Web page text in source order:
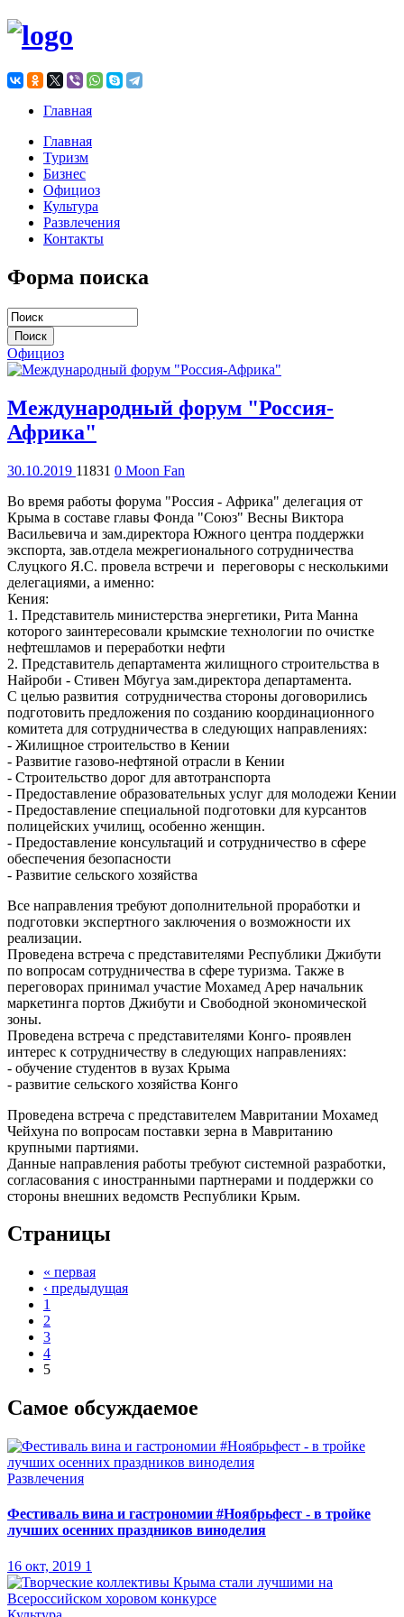
Главная
Главная
Туризм
Бизнес
Официоз
Культура
Развлечения
Контакты
Форма поиска
Официоз
Международный форум "Россия-
Африка"
30.10.2019 11831 0 Moon Fan
Во время работы форума "Россия - Африка" делегация от
Крыма в составе главы Фонда "Союз" Весны Виктора
Васильевича и зам.директора Южного центра поддержки
экспорта, зав.отдела межрегионального сотрудничества
Слуцкого Я.С. провела встречи и переговоры с несколькими
делегациями, а именно:
Кения:
1. Представитель министерства энергетики, Рита Манна
которого заинтересовали крымские технологии по очистке
нефтешламов и переработки нефти
2. Представитель департамента жилищного строительства в
Найроби - Стивен Мбугуа зам.директора департамента.
С целью развития сотрудничества стороны договорились
подготовить предложения по созданию координационного
комитета для сотрудничества в следующих направлениях:
- Жилищное строительство в Кении
- Развитие газово-нефтяной отрасли в Кении
- Строительство дорог для автотранспорта
- Предоставление образовательных услуг для молодежи Кении
- Предоставление специальной подготовки для курсантов
полицейских училищ, особенно женщин.
- Предоставление консультаций и сотрудничество в сфере
обеспечения безопасности
- Развитие сельского хозяйства
Все направления требуют дополнительной проработки и
подготовки экспертного заключения о возможности их
реализации.
Проведена встреча с представителями Республики Джибути
по вопросам сотрудничества в сфере туризма. Также в
переговорах принимал участие Мохамед Арер начальник
маркетинга портов Джибути и Свободной экономической
зоны.
Проведена встреча с представителями Конго- проявлен
интерес к сотрудничеству в следующих направлениях:
- обучение студентов в вузах Крыма
- развитие сельского хозяйства Конго
Проведена встреча с представителем Мавритании Мохамед
Чейхуна по вопросам поставки зерна в Мавританию
крупными партиями.
Данные направления работы требуют системной разработки,
согласования с иностранными партнерами и поддержки со
стороны внешних ведомств Республики Крым.
Страницы
« первая
‹ предыдущая
1
2
3
4
5
Самое обсуждаемое
Развлечения
Фестиваль вина и гастрономии #Ноябрьфест - в тройке
лучших осенних праздников виноделия
16 окт, 2019 1